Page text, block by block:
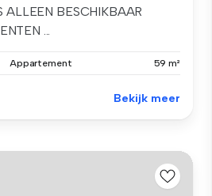
ALLEEN BESCHIKBAAR
...
Appartement 59 m²
Bekijk meer